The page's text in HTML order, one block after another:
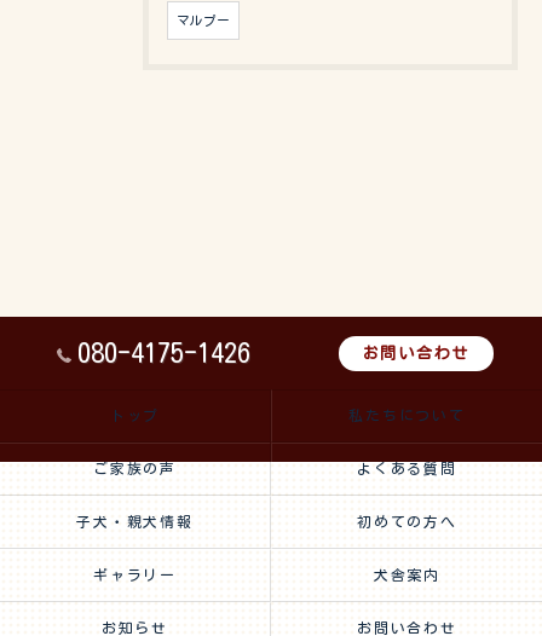
マルプー
080-4175-1426 お問い合わせ
トップ 私たちについて
ご家族の声 よくある質問
子犬・親犬情報 初めての方へ
ギャラリー 犬舎案内
お知らせ お問い合わせ